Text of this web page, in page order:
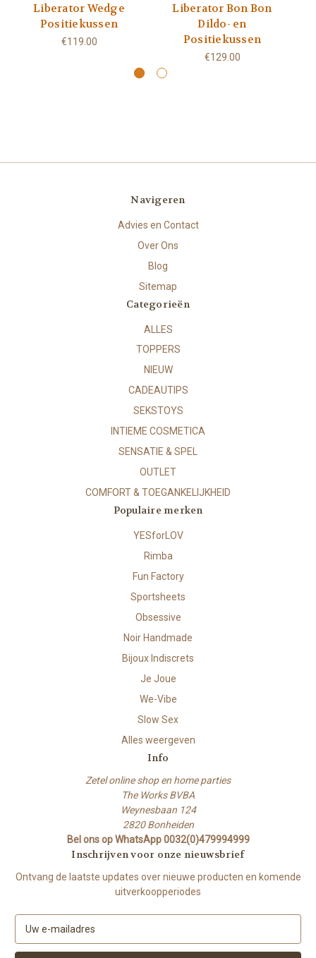
Liberator Wedge
Positiekussen
€119.00
Liberator Bon Bon
Dildo- en
Positiekussen
€129.00
Navigeren
Advies en Contact
Over Ons
Blog
Sitemap
Categorieën
ALLES
TOPPERS
NIEUW
CADEAUTIPS
SEKSTOYS
INTIEME COSMETICA
SENSATIE & SPEL
OUTLET
COMFORT & TOEGANKELIJKHEID
Populaire merken
YESforLOV
Rimba
Fun Factory
Sportsheets
Obsessive
Noir Handmade
Bijoux Indiscrets
Je Joue
We-Vibe
Slow Sex
Alles weergeven
Info
Zetel online shop en home parties
The Works BVBA
Weynesbaan 124
2820 Bonheiden
Bel ons op WhatsApp 0032(0)479994999
Inschrijven voor onze nieuwsbrief
Ontvang de laatste updates over nieuwe producten en komende
uitverkoopperiodes
m